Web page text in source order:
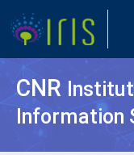
CNR
Information